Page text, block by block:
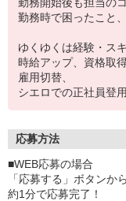
勤務時で困ったこと
ゆくゆくは経験・ス
時給アップ、資格取
雇用切替、
シエロでの正社員登
応募方法
■WEB応募の場合
「応募する」ボタンか
約1分で応募完了！